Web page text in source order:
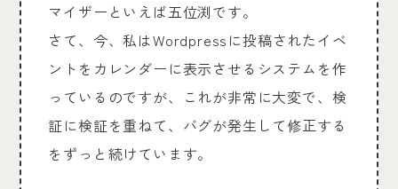
マイザーといえば五位渕です。
さて、今、私はWordpressに投稿されたイベ
ントをカレンダーに表示させるシステムを作
っているのですが、これが非常に大変で、検
証に検証を重ねて、バグが発生して修正する
をずっと続けています。